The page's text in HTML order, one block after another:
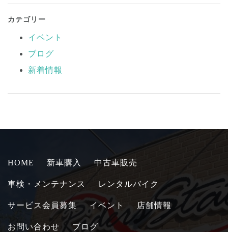
カテゴリー
イベント
ブログ
新着情報
HOME 新車購入 中古車販売
車検・メンテナンス レンタルバイク
サービス会員募集 イベント 店舗情報
お問い合わせ ブログ